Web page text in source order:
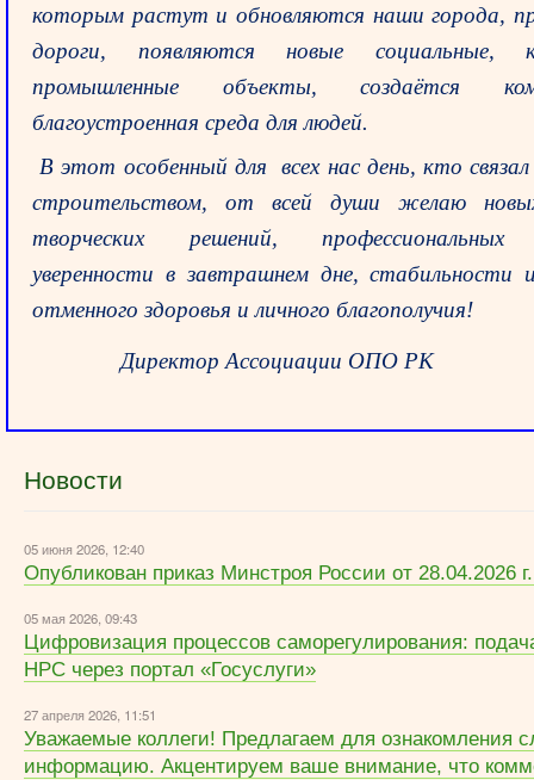
которым растут и обновляются наши города,
дороги, появляются новые социальные,
промышленные объекты, создаётся
благоустроенная среда для людей.
В этот особенный для всех нас день, кто
строительством, от всей души желаю
творческих решений, профессиональных
уверенности в завтрашнем дне, стабильности
отменного здоровья и личного благополучия!
Директор Ассоциации ОПО РК
Новости
05 июня 2026, 12:40
Опубликован приказ Минстроя России от 28.04.2026
05 мая 2026, 09:43
Цифровизация процессов саморегулирования:
НРС через портал «Госуслуги»
27 апреля 2026, 11:51
Уважаемые коллеги! Предлагаем для ознакомления
информацию. Акцентируем ваше внимание, что